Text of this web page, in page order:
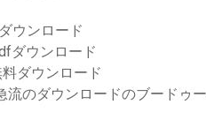
ウンロード
ダウンロード
ダウンロード
流のダウンロードのブードゥ